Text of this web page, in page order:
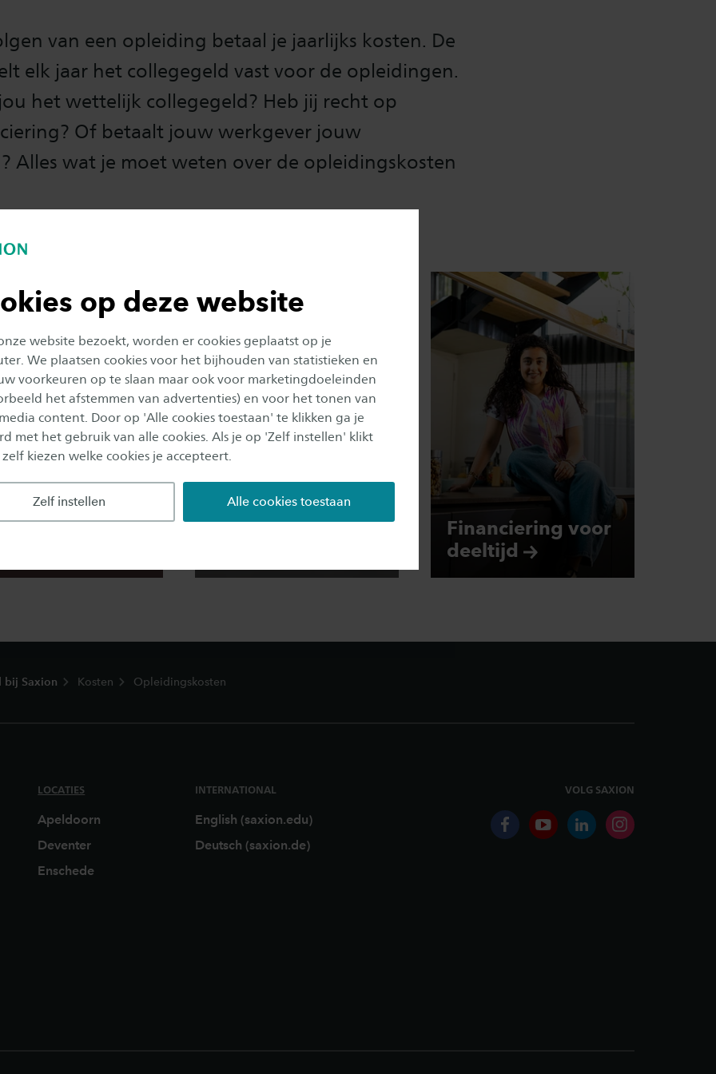
op deze website
website bezoekt, worden er cookies geplaatst op je
We plaatsen cookies voor het bijhouden van statistieken en
voorkeuren op te slaan maar ook voor marketingdoeleinden
het afstemmen van advertenties) en voor het tonen van
content. Door op 'Alle cookies toestaan' te klikken ga je
met het gebruik van alle cookies. Als je op 'Zelf instellen' klikt
kiezen welke cookies je accepteert.
Zelf instellen Alle cookies toestaan
van een opleiding betaal je jaarlijks kosten. De
elk jaar het collegegeld vast voor de opleidingen.
het wettelijk collegegeld? Heb jij recht op
Of betaalt jouw werkgever jouw
Alles wat je moet weten over de opleidingskosten
betaal je
Basisbeurs
studiefinanciering
Financiering voor
deeltijd
bij Saxion Kosten Opleidingskosten
LOCATIES
Apeldoorn
Deventer
Enschede
INTERNATIONAL
English (saxion.edu)
Deutsch (saxion.de)
VOLG SAXION
facebookyoutubelinkedininstagram